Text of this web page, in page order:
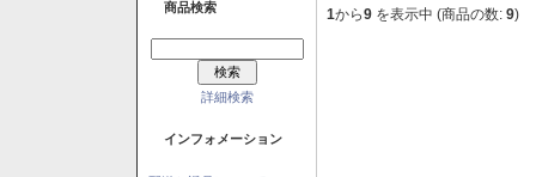
商品検索
詳細検索
インフォメーション
1から9 を表示中 (商品の数: 9)